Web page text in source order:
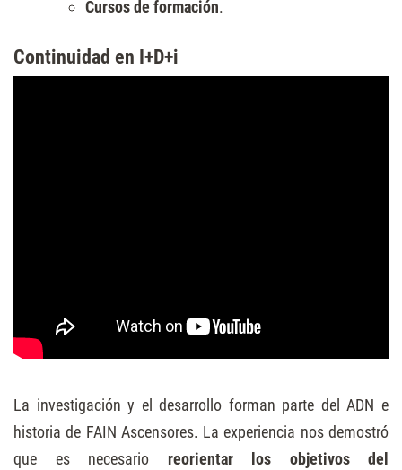
Cursos de formación.
Continuidad en I+D+i
La investigación y el desarrollo forman parte del ADN e
historia de FAIN Ascensores. La experiencia nos demostró
que es necesario reorientar los objetivos del